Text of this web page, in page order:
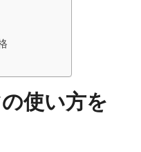
使い方を